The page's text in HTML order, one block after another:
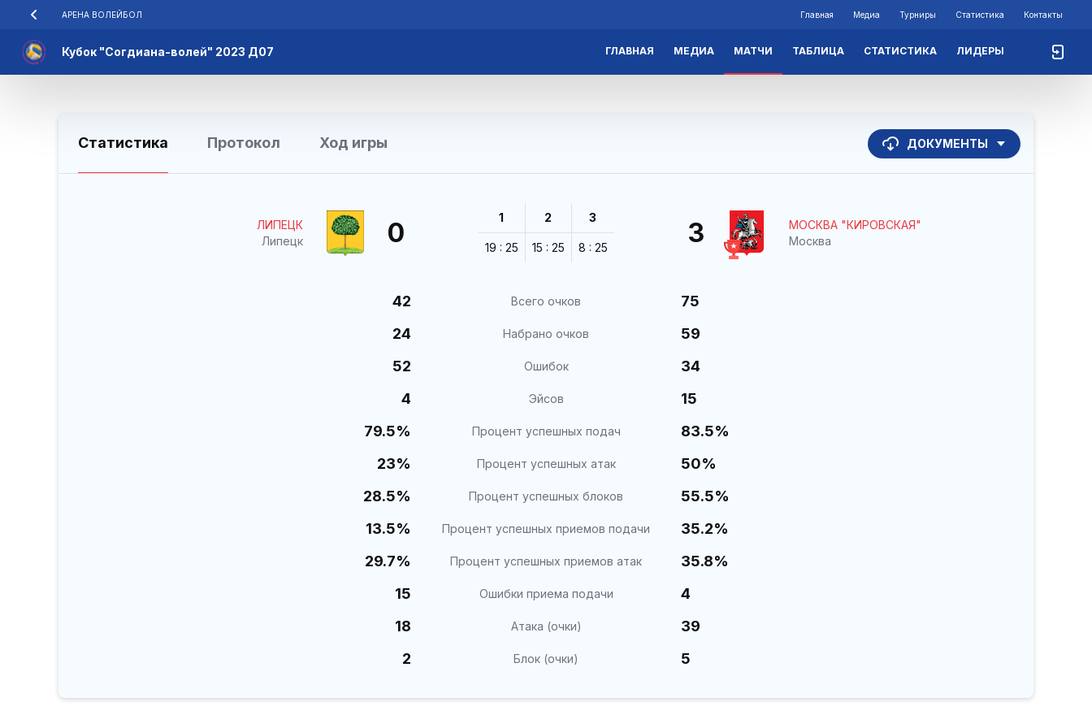
АРЕНА ВОЛЕЙБОЛ Главная Медиа Турниры Статистика Контакты
Кубок "Согдиана-волей" 2023 Д07 ГЛАВНАЯ МЕДИА МАТЧИ ТАБЛИЦА СТАТИСТИКА ЛИДЕРЫ
Статистика Протокол Ход игры ДОКУМЕНТЫ
ЛИПЕЦК
Липецк
0 1
19 : 25
2
15 : 25
3
8 : 25
МОСКВА "КИРОВСКАЯ"
Москва
3
42 Всего очков
75
24
Набрано очков
59
52
Ошибок
34
4
Эйсов
15
79.5%
Процент успешных подач
83.5%
23%
Процент успешных атак
50%
28.5%
Процент успешных блоков
55.5%
13.5%
Процент успешных приемов подачи
35.2%
29.7%
Процент успешных приемов атак
35.8%
15
Ошибки приема подачи
4
18
Атака (очки)
39
2
Блок (очки) 5